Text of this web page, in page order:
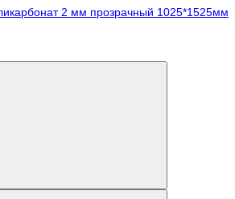
2 мм прозрачный 1025*1525мм